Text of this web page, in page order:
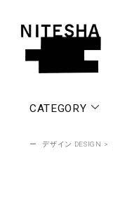
CATEGORY
ー デザイン DESIGN >